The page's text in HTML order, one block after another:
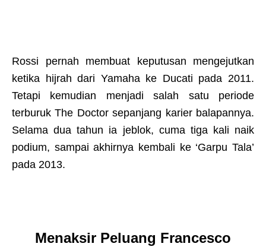
Rossi pernah membuat keputusan mengejutkan
ketika hijrah dari Yamaha ke Ducati pada 2011.
Tetapi kemudian menjadi salah satu periode
terburuk The Doctor sepanjang karier balapannya.
Selama dua tahun ia jeblok, cuma tiga kali naik
podium, sampai akhirnya kembali ke ‘Garpu Tala’
pada 2013.
Menaksir Peluang Francesco